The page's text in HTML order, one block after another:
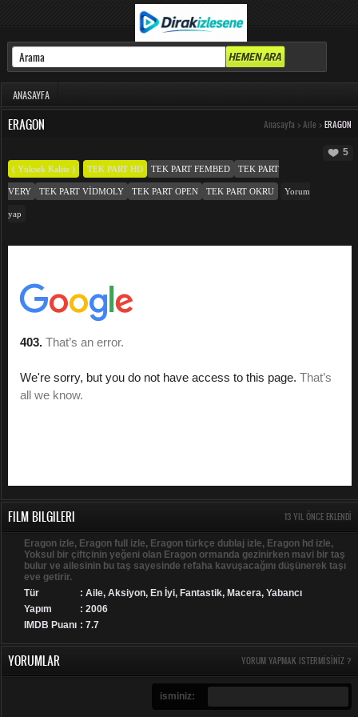
ANASAYFA
ERAGON Anasayfa > Aile > ERAGON
5
( Yüksek Kalite ) TEK PART HD TEK PART FEMBED TEK PART
VERY TEK PART VIDMOLY TEK PART OPEN TEK PART OKRU Yorum
yap
FILM BILGILERI 13 YIL ÖNCE EKLENDI
Eragon izle, Eragon full izle, Eragon türkçe dublaj izle, Eragon hd izle,
Yoksul bir çiftçinin yeğeni olan Eragon ormanda gezinirken mavi bir taş
bulur ve ailesinin bu taş sayesinde refaha kavuşacağını düşünerek taşı
eve getirir.
Tür
: Aile, Aksiyon, En İyi, Fantastik, Macera, Yabancı
Yapım
: 2006
IMDB Puanı : 7.7
YORUMLAR YORUM YAPMAK ISTERMISINIZ ?
isminiz: